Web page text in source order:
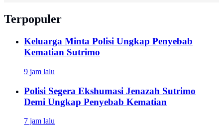
Terpopuler
Keluarga Minta Polisi Ungkap Penyebab
Kematian Sutrimo
9 jam lalu
Polisi Segera Ekshumasi Jenazah Sutrimo
Demi Ungkap Penyebab Kematian
7 jam lalu